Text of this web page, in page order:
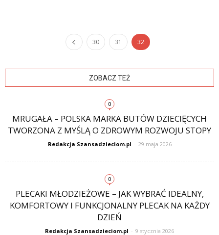
30 31 32
ZOBACZ TEŻ
0
MRUGAŁA – POLSKA MARKA BUTÓW DZIECIĘCYCH
TWORZONA Z MYŚLĄ O ZDROWYM ROZWOJU STOPY
Redakcja Szansadzieciom.pl - 29 maja 2026
0
PLECAKI MŁODZIEŻOWE – JAK WYBRAĆ IDEALNY,
KOMFORTOWY I FUNKCJONALNY PLECAK NA KAŻDY
DZIEŃ
Redakcja Szansadzieciom.pl - 9 stycznia 2026